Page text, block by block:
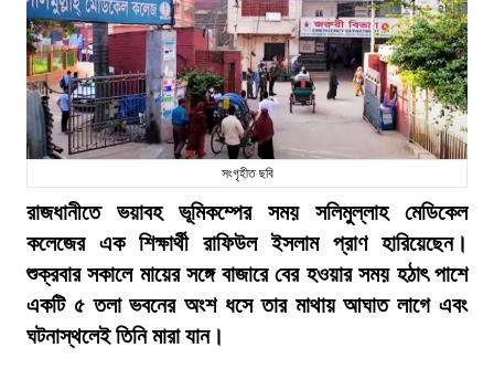
সংগৃহীত ছবি
রাজধানীতে ভয়াবহ ভূমিকম্পের সময় সলিমুল্লাহ মেডিকেল
কলেজের এক শিক্ষার্থী রাফিউল ইসলাম প্রাণ হারিয়েছেন।
শুক্রবার সকালে মায়ের সঙ্গে বাজারে বের হওয়ার সময় হঠাৎ পাশে
একটি ৫ তলা ভবনের অংশ ধসে তার মাথায় আঘাত লাগে এবং
ঘটনাস্থলেই তিনি মারা যান।